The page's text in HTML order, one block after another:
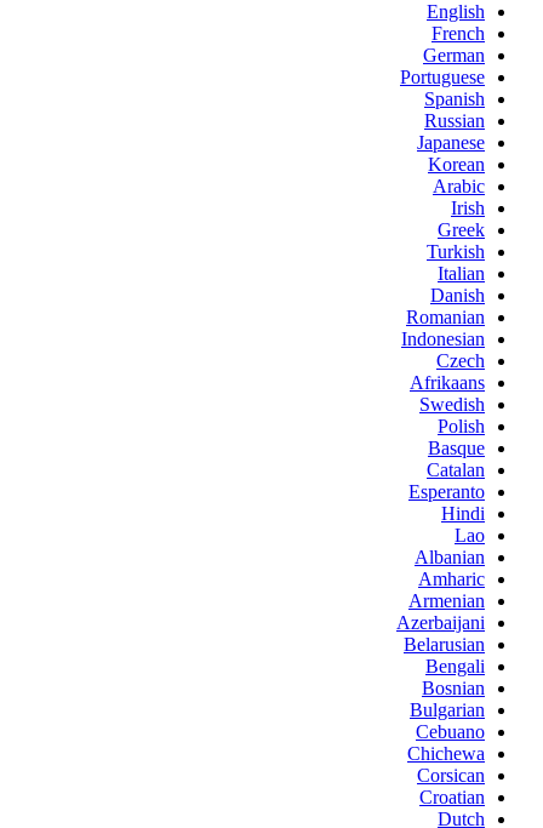
English
French
German
Portuguese
Spanish
Russian
Japanese
Korean
Arabic
Irish
Greek
Turkish
Italian
Danish
Romanian
Indonesian
Czech
Afrikaans
Swedish
Polish
Basque
Catalan
Esperanto
Hindi
Lao
Albanian
Amharic
Armenian
Azerbaijani
Belarusian
Bengali
Bosnian
Bulgarian
Cebuano
Chichewa
Corsican
Croatian
Dutch